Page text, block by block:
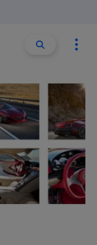
Buscar